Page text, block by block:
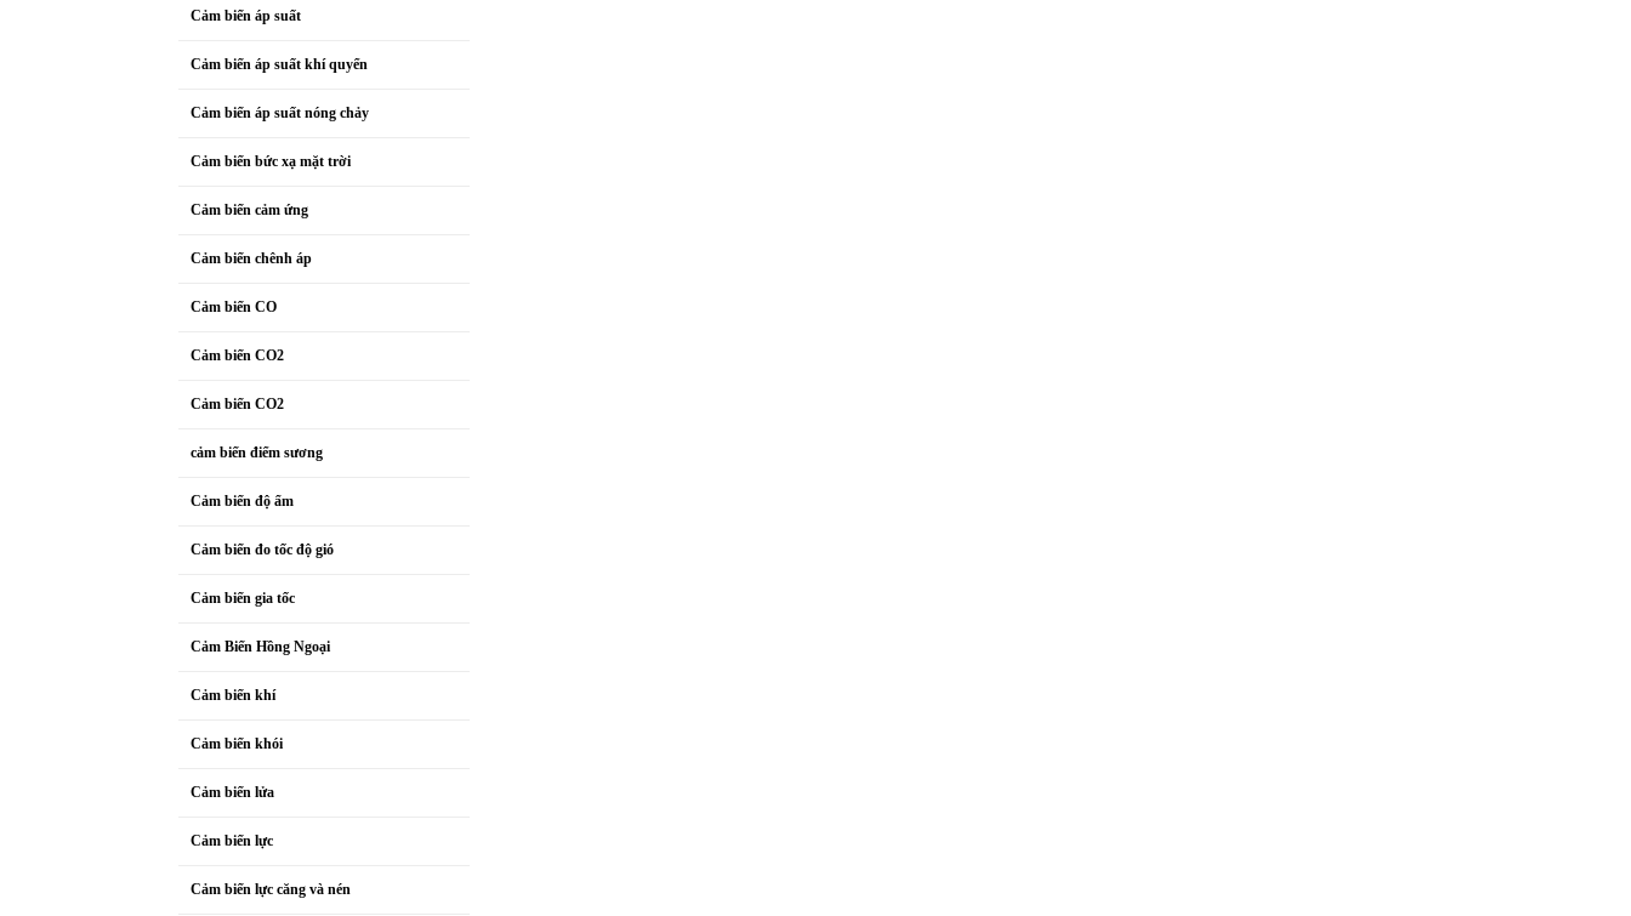
Cảm biến áp suất
Cảm biến áp suất khí quyển
Cảm biến áp suất nóng chảy
Cảm biến bức xạ mặt trời
Cảm biến cảm ứng
Cảm biến chênh áp
Cảm biến CO
Cảm biến CO2
Cảm biến CO2
cảm biến điểm sương
Cảm biến độ ẩm
Cảm biến đo tốc độ gió
Cảm biến gia tốc
Cảm Biến Hồng Ngoại
Cảm biến khí
Cảm biến khói
Cảm biến lửa
Cảm biến lực
Cảm biến lực căng và nén